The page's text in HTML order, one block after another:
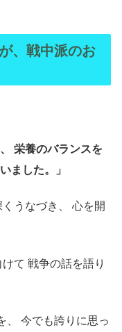
、戦中派のお
栄養のバランスを
ました。」
うなづき、 心を開
て 戦争の話を語り
、 今でも誇りに思っ